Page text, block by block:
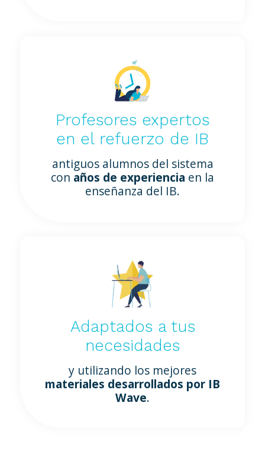
Profesores expertos
en el refuerzo de IB
antiguos alumnos del sistema
con años de experiencia en la
enseñanza del IB.
Adaptados a tus
necesidades
y utilizando los mejores
materiales desarrollados por IB
Wave.